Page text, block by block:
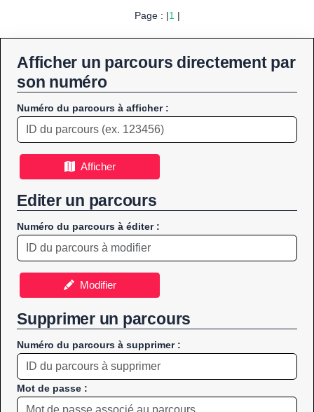
Page : |1|
Afficher un parcours directement par
son numéro
Numéro du parcours à afficher :
Afficher
Editer un parcours
Numéro du parcours à éditer :
Modifier
Supprimer un parcours
Numéro du parcours à supprimer :
Mot de passe :